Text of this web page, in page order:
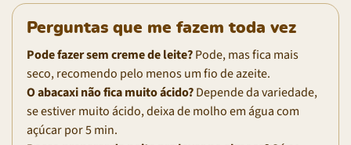
Perguntas que me fazem toda vez
Pode fazer sem creme de leite?Pode, mas fica mais
seco, recomendo pelo menos um fio de azeite.
O abacaxi não fica muito ácido?Depende da variedade,
se estiver muito ácido, deixa de molho em água com
açúcar por 5 min.